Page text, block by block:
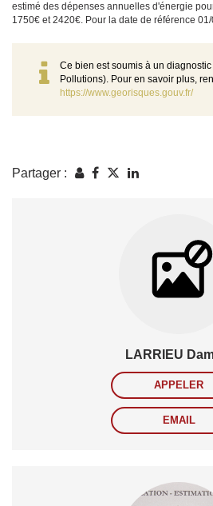
estimé des dépenses annuelles d'énergie
1750€ et 2420€. Pour la date de référence
Ce bien est soumis à un
Pollutions). Pour en savoir plus,
https://www.georisques.gouv.fr/
Partager :
LARRIEU
APPELER
EMAIL